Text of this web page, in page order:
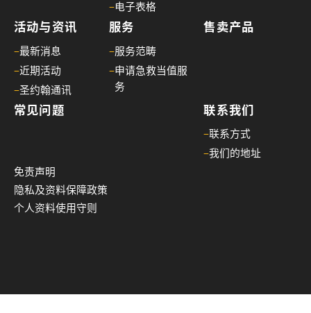
–电子表格
活动与资讯
–最新消息
–近期活动
–圣约翰通讯
服务
–服务范畴
–申请急救当值服
务
售卖产品
常见问题 联系我们
–联系方式
–我们的地址
免责声明
隐私及资料保障政策
个人资料使用守则